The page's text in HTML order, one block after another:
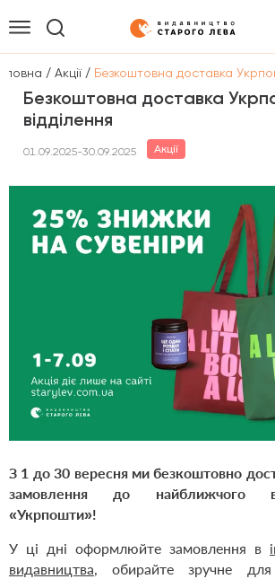
/ Акції / Безкоштовна доставка
Безкоштовна доставка
відділення
01.09.2025-30.09.2025 Акції
З 1 до 30 вересня ми безкоштовно
замовлення до найближчого
«Укрпошти»!
У ці дні оформлюйте замовлення в
видавництва, обирайте зручне для